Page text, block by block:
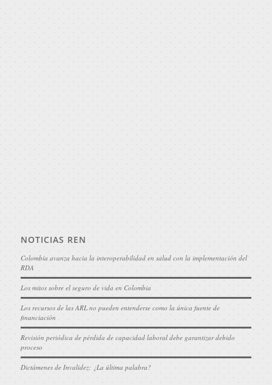
NOTICIAS REN
Colombia avanza hacia la interoperabilidad en salud con la implementación del
RDA
Los mitos sobre el seguro de vida en Colombia
Los recursos de las ARL no pueden entenderse como la única fuente de
financiación
Revisión periódica de pérdida de capacidad laboral debe garantizar debido
proceso
Dictámenes de Invalidez: ¿La última palabra?